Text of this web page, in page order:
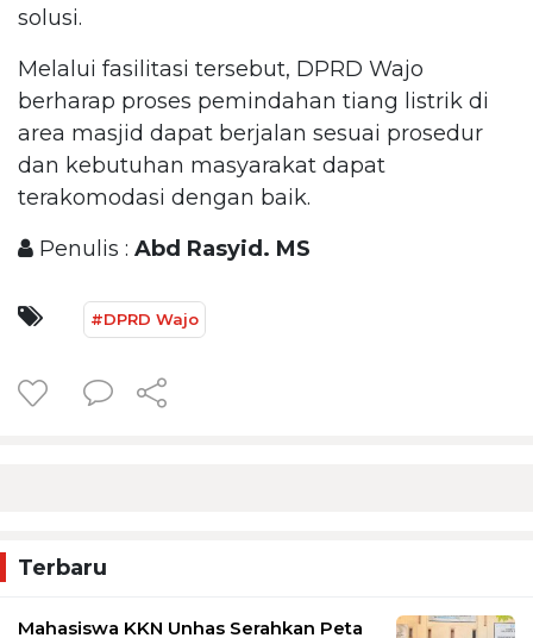
solusi.
Melalui fasilitasi tersebut, DPRD Wajo
berharap proses pemindahan tiang listrik di
area masjid dapat berjalan sesuai prosedur
dan kebutuhan masyarakat dapat
terakomodasi dengan baik.
Penulis : Abd Rasyid. MS
#DPRD Wajo
Terbaru
Mahasiswa KKN Unhas Serahkan Peta